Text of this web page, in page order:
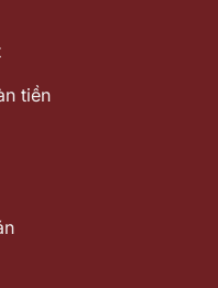
tiền